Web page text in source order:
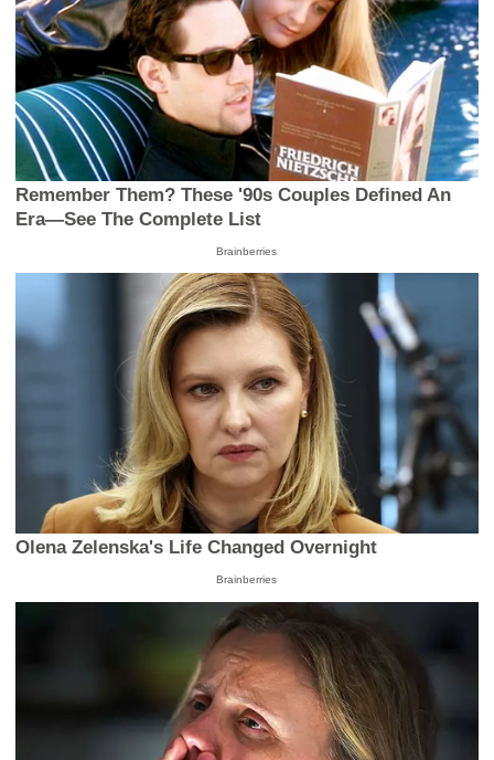
Remember Them? These '90s Couples Defined An
Era—See The Complete List
Brainberries
Olena Zelenska's Life Changed Overnight
Brainberries